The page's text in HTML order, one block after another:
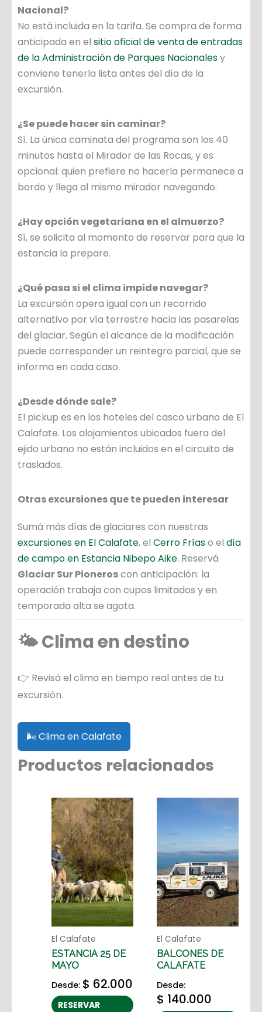
Nacional?
No está incluida en la tarifa. Se compra de forma
anticipada en el sitio oficial de venta de entradas
de la Administración de Parques Nacionalesy
conviene tenerla lista antes del día de la
excursión.
¿Se puede hacer sin caminar?
Sí. La única caminata del programa son los 40
minutos hasta el Mirador de las Rocas, y es
opcional: quien prefiere no hacerla permanece a
bordo y llega al mismo mirador navegando.
¿Hay opción vegetariana en el almuerzo?
Sí, se solicita al momento de reservar para que la
estancia la prepare.
¿Qué pasa si el clima impide navegar?
La excursión opera igual con un recorrido
alternativo por vía terrestre hacia las pasarelas
del glaciar. Según el alcance de la modificación
puede corresponder un reintegro parcial, que se
informa en cada caso.
¿Desde dónde sale?
El pickup es en los hoteles del casco urbano de El
Calafate. Los alojamientos ubicados fuera del
ejido urbano no están incluidos en el circuito de
traslados.
Otras excursiones que te pueden interesar
Sumá más días de glaciares con nuestras
excursiones en El Calafate, el Cerro Fríaso el día
de campo en Estancia Nibepo Aike. Reservá
Glaciar Sur Pioneroscon anticipación: la
operación trabaja con cupos limitados y en
temporada alta se agota.
🌤️ Clima en destino
👉 Revisá el clima en tiempo real antes de tu
excursión.
🌬️ Clima en Calafate
Productos relacionados
El Calafate
ESTANCIA 25 DE
MAYO
Desde: $ 62.000
RESERVAR
El Calafate
BALCONES DE
CALAFATE
Desde:
$ 140.000